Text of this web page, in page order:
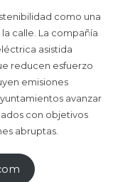
como una
calle. La compañía
asistida
reducen esfuerzo
emisiones
avanzar
con objetivos
abruptas.